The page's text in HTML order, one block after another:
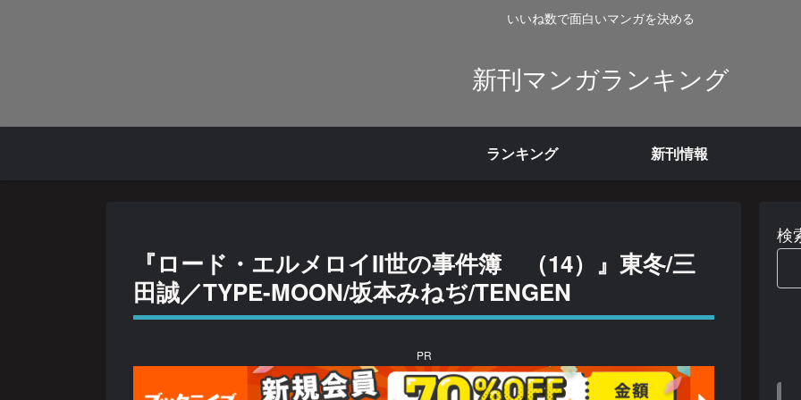
いいね数で面白いマンガを決める
新刊マンガランキング
ランキング 新刊情報
『ロード・エルメロイII世の事件簿 （14）』東冬/三
田誠／TYPE-MOON/坂本みねぢ/TENGEN
PR
検